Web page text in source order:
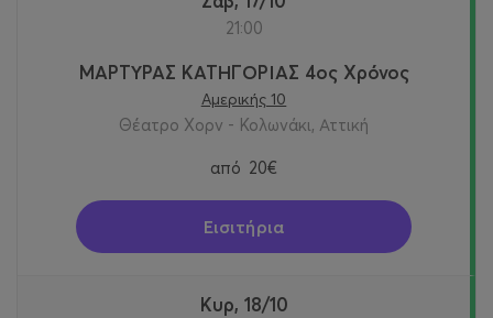
21:00
ΜΑΡΤΥΡΑΣ ΚΑΤΗΓΟΡΙΑΣ 4ος Χρόνος
Αμερικής 10
Θέατρο Χορν - Κολωνάκι, Αττική
από 20€
Εισιτήρια
Κυρ, 18/10